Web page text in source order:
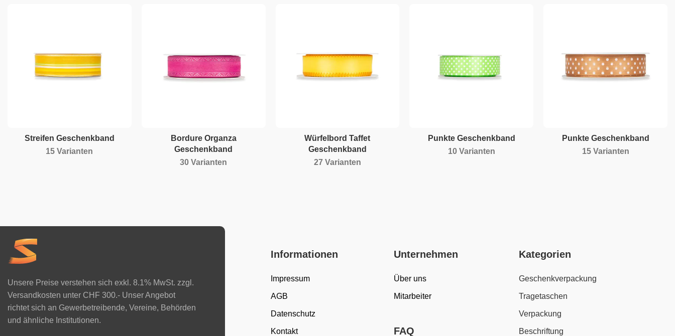
Streifen Geschenkband
15 Varianten
Bordure Organza
Geschenkband
30 Varianten
Würfelbord Taffet
Geschenkband
27 Varianten
Punkte Geschenkband
10 Varianten
Punkte Geschenkband
15 Varianten
Unsere Preise verstehen sich exkl. 8.1% MwSt. zzgl.
Versandkosten unter CHF 300.- Unser Angebot
richtet sich an Gewerbetreibende, Vereine, Behörden
und ähnliche Institutionen.
Informationen
Impressum
AGB
Datenschutz
Kontakt
Unternehmen
Über uns
Mitarbeiter
FAQ
Kategorien
Geschenkverpackung
Tragetaschen
Verpackung
Beschriftung